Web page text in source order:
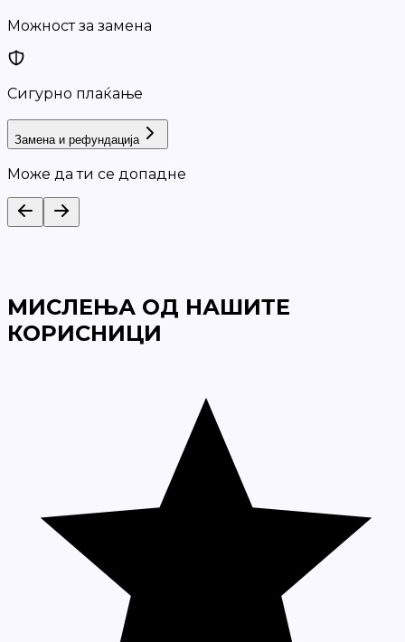
Можност за замена
Сигурно плаќање
Замена и рефундација
Може да ти се допадне
МИСЛЕЊА ОД НАШИТЕ
КОРИСНИЦИ